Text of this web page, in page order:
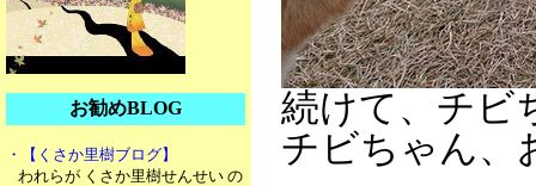
お勧めBLOG
・【くさか里樹ブログ】
われらが くさか里樹せんせい の
続けて、チビ
チビちゃん、